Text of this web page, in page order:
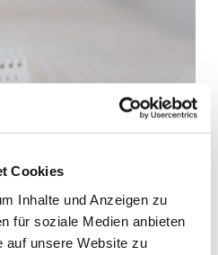
Cookies
Inhalte und Anzeigen zu
für soziale Medien anbieten
auf unsere Website zu